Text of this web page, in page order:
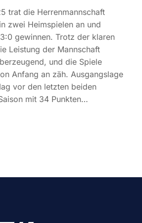
trat die Herrenmannschaft
zwei Heimspielen an und
gewinnen. Trotz der klaren
Leistung der Mannschaft
und die Spiele
Anfang an zäh. Ausgangslage
vor den letzten beiden
mit 34 Punkten…